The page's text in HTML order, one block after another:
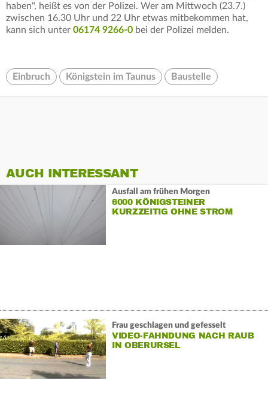
haben", heißt es von der Polizei. Wer am Mittwoch (23.7.)
zwischen 16.30 Uhr und 22 Uhr etwas mitbekommen hat,
kann sich unter 06174 9266-0 bei der Polizei melden.
Einbruch Königstein im Taunus Baustelle
AUCH INTERESSANT
Ausfall am frühen Morgen
6000 KÖNIGSTEINER
KURZZEITIG OHNE STROM
Frau geschlagen und gefesselt
VIDEO-FAHNDUNG NACH RAUB
IN OBERURSEL